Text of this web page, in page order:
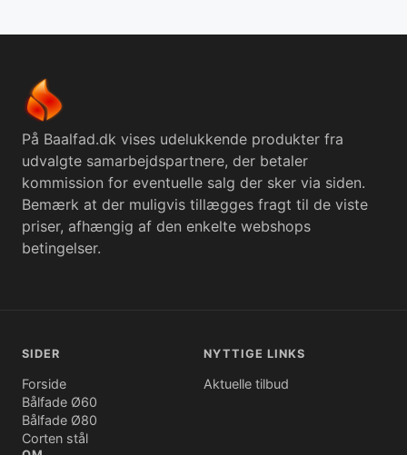
På Baalfad.dk vises udelukkende produkter fra
udvalgte samarbejdspartnere, der betaler
kommission for eventuelle salg der sker via siden.
Bemærk at der muligvis tillægges fragt til de viste
priser, afhængig af den enkelte webshops
betingelser.
SIDER
Forside
Bålfade Ø60
Bålfade Ø80
Corten stål
NYTTIGE LINKS
Aktuelle tilbud